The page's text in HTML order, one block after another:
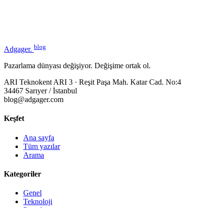
Adgager. blog
Pazarlama dünyası değişiyor. Değişime ortak ol.
ARI Teknokent ARI 3 · Reşit Paşa Mah. Katar Cad. No:4
34467 Sarıyer / İstanbul
blog@adgager.com
Keşfet
Ana sayfa
Tüm yazılar
Arama
Kategoriler
Genel
Teknoloji